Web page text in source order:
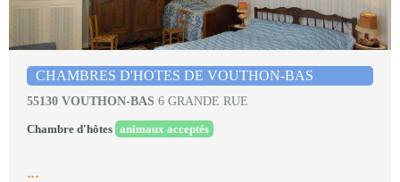
CHAMBRES D'HOTES DE VOUTHON-BAS
55130 VOUTHON-BAS 6 GRANDE RUE
Chambre d'hôtes animaux acceptés
...